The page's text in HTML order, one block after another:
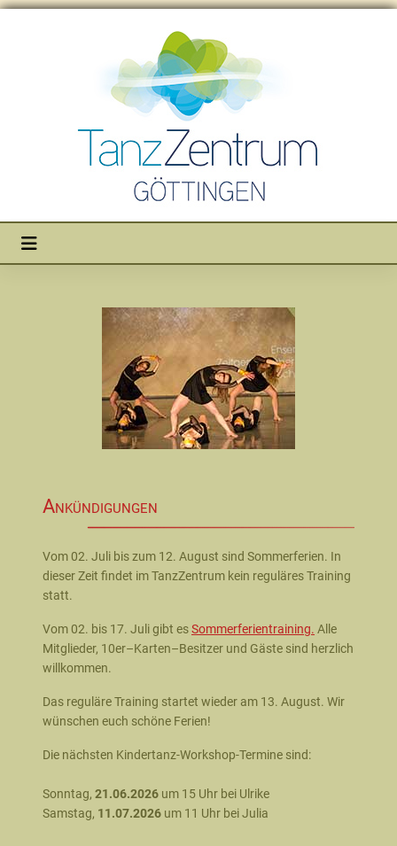
Ankündigungen
Vom 02. Juli bis zum 12. August sind Sommerferien. In
dieser Zeit findet im TanzZentrum kein reguläres Training
statt.
Vom 02. bis 17. Juli gibt esSommerferientraining. Alle
Mitglieder, 10er–Karten–Besitzer und Gäste sind herzlich
willkommen.
Das reguläre Training startet wieder am 13. August. Wir
wünschen euch schöne Ferien!
Die nächsten Kindertanz-Workshop-Termine sind:
Sonntag, 21.06.2026 um 15 Uhr bei Ulrike
Samstag, 11.07.2026 um 11 Uhr bei Julia